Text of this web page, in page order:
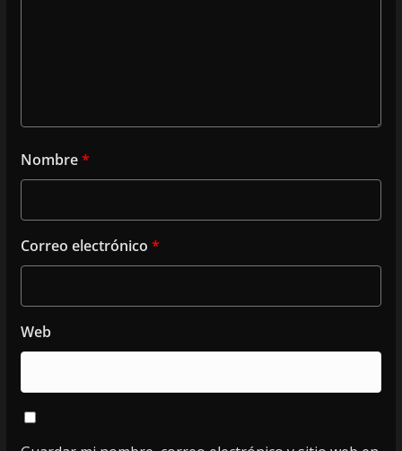
Nombre*
Correo electrónico *
Web